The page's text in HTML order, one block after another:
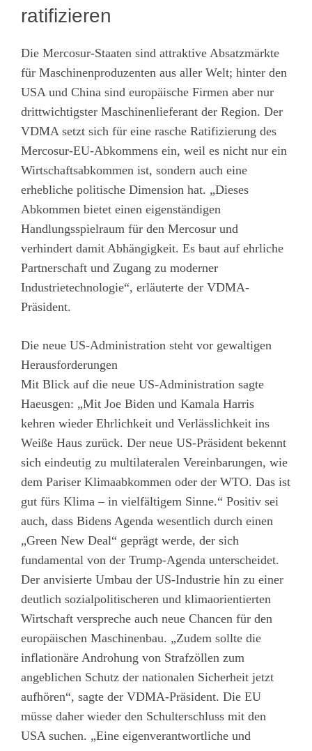
ratifizieren
Die Mercosur-Staaten sind attraktive Absatzmärkte
für Maschinenproduzenten aus aller Welt; hinter den
USA und China sind europäische Firmen aber nur
drittwichtigster Maschinenlieferant der Region. Der
VDMA setzt sich für eine rasche Ratifizierung des
Mercosur-EU-Abkommens ein, weil es nicht nur ein
Wirtschaftsabkommen ist, sondern auch eine
erhebliche politische Dimension hat. „Dieses
Abkommen bietet einen eigenständigen
Handlungsspielraum für den Mercosur und
verhindert damit Abhängigkeit. Es baut auf ehrliche
Partnerschaft und Zugang zu moderner
Industrietechnologie“, erläuterte der VDMA-
Präsident.
Die neue US-Administration steht vor gewaltigen
Herausforderungen
Mit Blick auf die neue US-Administration sagte
Haeusgen: „Mit Joe Biden und Kamala Harris
kehren wieder Ehrlichkeit und Verlässlichkeit ins
Weiße Haus zurück. Der neue US-Präsident bekennt
sich eindeutig zu multilateralen Vereinbarungen, wie
dem Pariser Klimaabkommen oder der WTO. Das ist
gut fürs Klima – in vielfältigem Sinne.“ Positiv sei
auch, dass Bidens Agenda wesentlich durch einen
„Green New Deal“ geprägt werde, der sich
fundamental von der Trump-Agenda unterscheidet.
Der anvisierte Umbau der US-Industrie hin zu einer
deutlich sozialpolitischeren und klimaorientierten
Wirtschaft verspreche auch neue Chancen für den
europäischen Maschinenbau. „Zudem sollte die
inflationäre Androhung von Strafzöllen zum
angeblichen Schutz der nationalen Sicherheit jetzt
aufhören“, sagte der VDMA-Präsident. Die EU
müsse daher wieder den Schulterschluss mit den
USA suchen. „Eine eigenverantwortliche und